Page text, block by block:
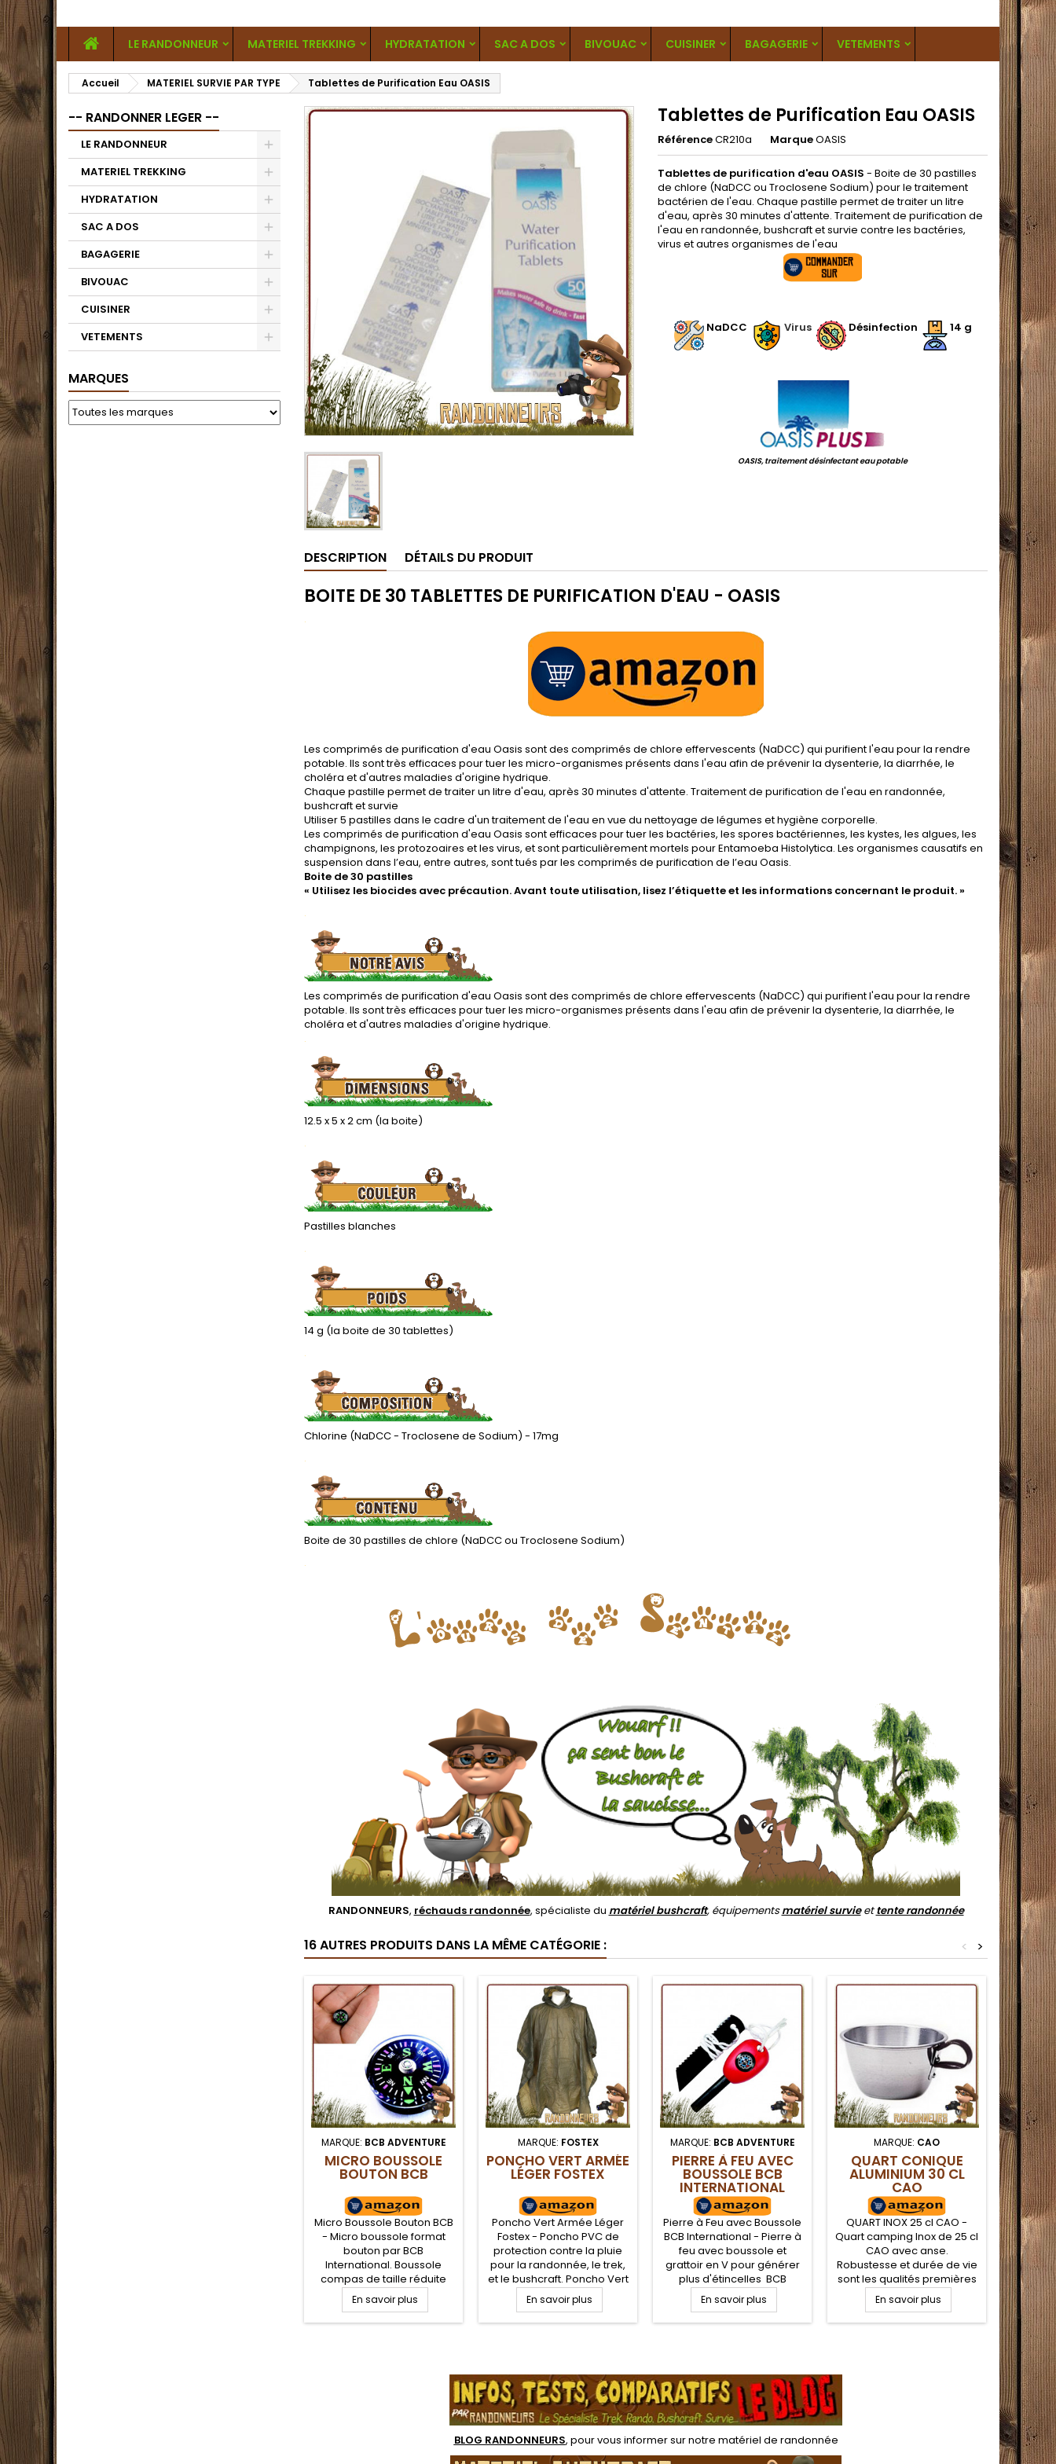
LE RANDONNEUR MATERIEL TREKKING HYDRATATION SAC A DOS BIVOUAC CUISINER BAGAGERIE VETEMENTS
Accueil MATERIEL SURVIE PAR TYPE Tablettes de Purification Eau OASIS
-- RANDONNER LEGER --
LE RANDONNEUR
MATERIEL TREKKING
HYDRATATION
SAC A DOS
BAGAGERIE
BIVOUAC
CUISINER
VETEMENTS
MARQUES
Tablettes de Purification Eau OASIS
RéférenceCR210a MarqueOASIS
Tablettes de purification d'eau OASIS - Boite de 30 pastilles
de chlore (NaDCC ou Troclosene Sodium) pour le traitement
bactérien de l'eau. Chaque pastille permet de traiter un litre
d'eau, après 30 minutes d'attente. Traitement de purification de
l'eau en randonnée, bushcraft et survie contre les bactéries,
virus et autres organismes de l'eau
NaDCC
Virus Désinfection 14 g
OASIS, traitement désinfectant eau potable
DESCRIPTION DÉTAILS DU PRODUIT
BOITE DE 30 TABLETTES DE PURIFICATION D'EAU - OASIS
.
Les comprimés de purification d'eau Oasis sont des comprimés de chlore effervescents (NaDCC) qui purifient l'eau pour la rendre
potable. Ils sont très efficaces pour tuer les micro-organismes présents dans l'eau afin de prévenir la dysenterie, la diarrhée, le
choléra et d'autres maladies d'origine hydrique.
Chaque pastille permet de traiter un litre d'eau, après 30 minutes d'attente. Traitement de purification de l'eau en randonnée,
bushcraft et survie
Utiliser 5 pastilles dans le cadre d'un traitement de l'eau en vue du nettoyage de légumes et hygiène corporelle.
Les comprimés de purification d'eau Oasis sont efficaces pour tuer les bactéries, les spores bactériennes, les kystes, les algues, les
champignons, les protozoaires et les virus, et sont particulièrement mortels pour Entamoeba Histolytica. Les organismes causatifs en
suspension dans l’eau, entre autres, sont tués par les comprimés de purification de l’eau Oasis.
Boite de 30 pastilles
« Utilisez les biocides avec précaution. Avant toute utilisation, lisez l’étiquette et les informations concernant le produit. »
.
Les comprimés de purification d'eau Oasis sont des comprimés de chlore effervescents (NaDCC) qui purifient l'eau pour la rendre
potable. Ils sont très efficaces pour tuer les micro-organismes présents dans l'eau afin de prévenir la dysenterie, la diarrhée, le
choléra et d'autres maladies d'origine hydrique.
.
12.5 x 5 x 2 cm (la boite)
.
Pastilles blanches
.
14 g (la boite de 30 tablettes)
.
Chlorine (NaDCC - Troclosene de Sodium) - 17mg
.
Boite de 30 pastilles de chlore (NaDCC ou Troclosene Sodium)
.
RANDONNEURS, réchauds randonnée, spécialiste du matériel bushcraft, équipementsmatériel survieettente randonnée
16 AUTRES PRODUITS DANS LA MÊME CATÉGORIE : >
<
MARQUE: BCB ADVENTURE
MICRO BOUSSOLE
BOUTON BCB
Micro Boussole Bouton BCB
- Micro boussole format
bouton par BCB
International. Boussole
compas de taille réduite
pour l'intégrer dans un kit
de survie, sa poche et son
équipement de randonnée
en restant clairement lisible.
En savoir plus
MARQUE: FOSTEX
PONCHO VERT ARMÉE
LÉGER FOSTEX
Poncho Vert Armée Léger
Fostex - Poncho PVC de
protection contre la pluie
pour la randonnée, le trek,
et le bushcraft. Poncho Vert
Armée pour randonner ou
marche. Poncho
randonnée légère vert
En savoir plus
MARQUE: BCB ADVENTURE
PIERRE À FEU AVEC
BOUSSOLE BCB
INTERNATIONAL
Pierre à Feu avec Boussole
BCB International - Pierre à
feu avec boussole et
grattoir en V pour générer
plus d'étincelles BCB
International. Pierre à feu
compacte indispensable
pour un kit EDC de survie, du
d'étincelles pour allumer
son feu de camp ou initier la
flamme du...
En savoir plus
MARQUE: CAO
QUART CONIQUE
ALUMINIUM 30 CL
CAO
QUART INOX 25 cl CAO -
Quart camping Inox de 25 cl
CAO avec anse.
Robustesse et durée de vie
sont les qualités premières
de ce quart Inox pour le
camping, campement
bushcraft. Résiste au feu de
En savoir plus
avec
abri
nature
avec
BLOG RANDONNEURS, pour vous informer sur notre matériel de randonnée